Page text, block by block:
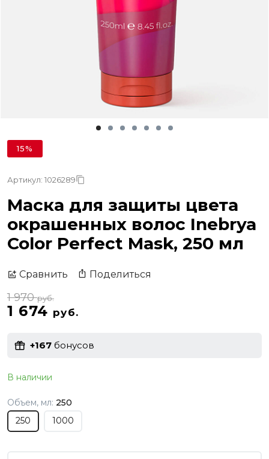
15%
Артикул: 1026289
Маска для защиты цвета
окрашенных волос Inebrya
Color Perfect Mask, 250 мл
Сравнить Поделиться
1 674 руб.
1 970руб.
+167 бонусов
В наличии
Объем, мл: 250
250
1000